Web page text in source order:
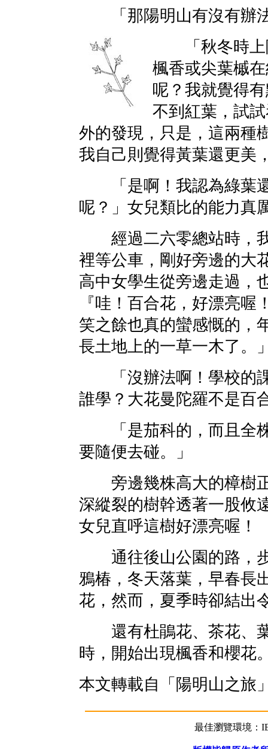
「那陽明山有沒有辦
「秋冬時上
楓香或尖葉槭
呢？我就覺得
不到紅葉，試
外的發現，只是，這兩種
我自己則覺得黃葉還更美
「是啊！我認為綠葉還
呢？」女兒類比的能力真
經過二六零總站時，我
裡等公車，剛好旁邊的大
高中女學生從旁邊走過，
『哇！百合花，好漂亮
笑之餘也真的蠻感慨的，
長土地上的一草一木了。
「沒辦法啊！學校的課
誰學？大花曼陀羅不是百
「是茄科的，而且全株
要隨便去碰。」
旁邊幾株高大的樟樹
深縱裂的樹幹透著一股攸
女兒直呼這樹好漂亮喔！
通往後山公園的路，步
鴉椿，冬天落葉，早春長
花，然而，夏季時卻結出
還有杜鵑花、茶花、葉
時，開始出現楓香和櫻花
本文轉載自「陽明山之旅
最佳瀏覽環境：